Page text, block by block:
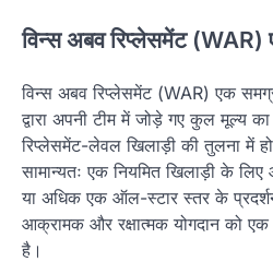
विन्स अबव रिप्लेसमेंट
विन्स अबव रिप्लेसमेंट (WAR) एक
द्वारा अपनी टीम में जोड़े गए कुल मूल्य
रिप्लेसमेंट-लेवल खिलाड़ी की तुलना में
सामान्यतः एक नियमित खिलाड़ी के
या अधिक एक ऑल-स्टार स्तर के
आक्रामक और रक्षात्मक योगदान को
है।